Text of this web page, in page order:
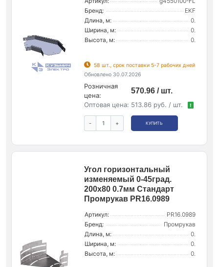
Бренд:
EKF
Длина, м:
0.
Ширина, м:
0.
Высота, м:
0.
58 шт., срок поставки 5-7 рабочих дней
Обновлено 30.07.2026
Розничная
цена:
570.96 / шт.
Оптовая цена: 513.86 руб. / шт. !
- + КУПИТЬ
Угол горизонтальный
изменяемый 0-45град.
200х80 0.7мм Стандарт
Промрукав PR16.0989
Артикул:
PR16.0989
Бренд:
Промрукав
Длина, м:
0.
Ширина, м:
0.
Высота, м:
0.